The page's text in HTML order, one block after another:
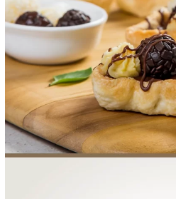
FOOD SERVICE EMPRESA